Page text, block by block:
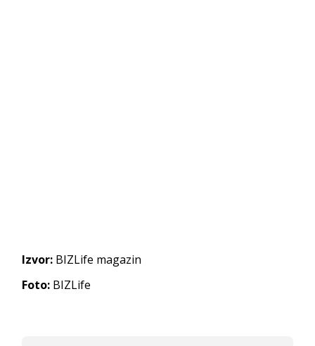
Izvor: BIZLife magazin
Foto: BIZLife